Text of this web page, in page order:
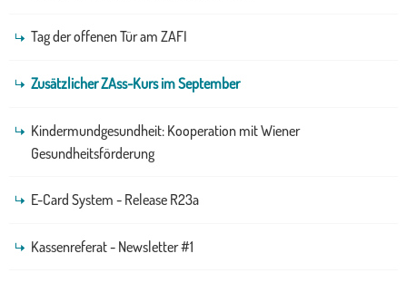
Tag der offenen Tür am ZAFI
Zusätzlicher ZAss-Kurs im September
Kindermundgesundheit: Kooperation mit Wiener
Gesundheitsförderung
E-Card System - Release R23a
Kassenreferat - Newsletter #1